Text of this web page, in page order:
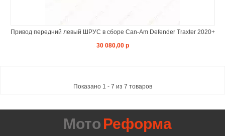
Привод передний левый ШРУС в сборе Can-Am Defender Traxter 2020+
30 080,00 р
Показано 1 - 7 из 7 товаров
Мото Реформа